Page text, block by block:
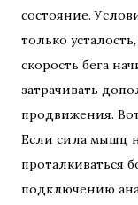
состояние.
только
скорость бега
затрачивать
продвижения.
Если сила мышц
проталкиваться
подключению